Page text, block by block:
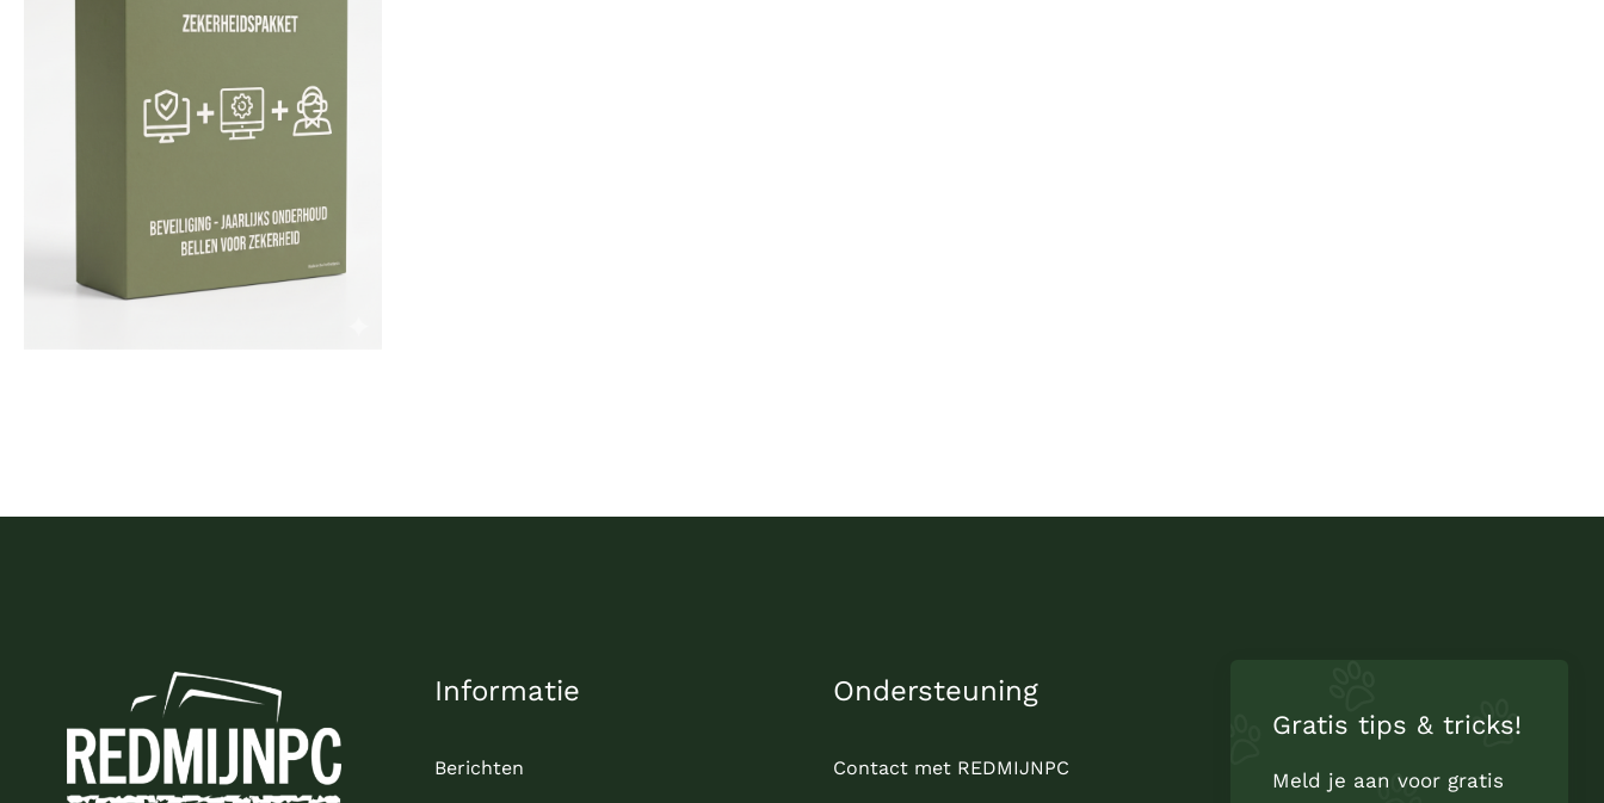
TOEVOEGEN AAN WINKELWAGEN
/
DETAILS
Informatie
Berichten
Ondersteuning
Contact met REDMIJNPC
Gratis tips & tricks!
Meld je aan voor gratis